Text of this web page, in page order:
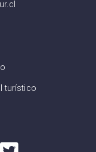
turístico